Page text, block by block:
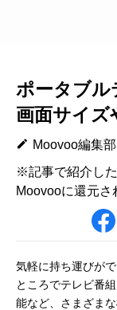
ポータブル
画面サイズ
Moovoo編集部
※記事で紹介し
Moovooに還元さ
気軽に持ち運びが
ところでテレビ番
能など、さまざま